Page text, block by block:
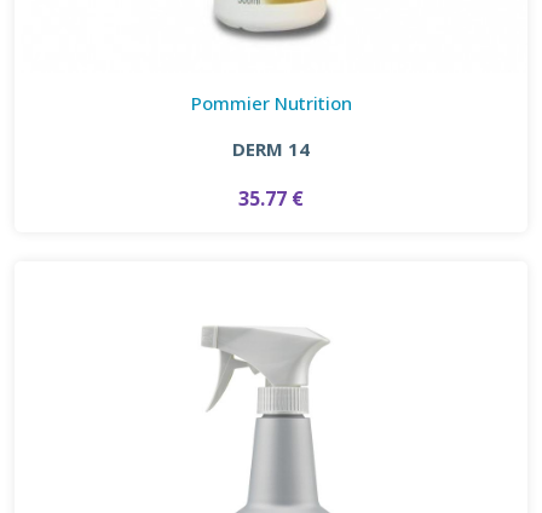
Pommier Nutrition
DERM 14
35.77 €